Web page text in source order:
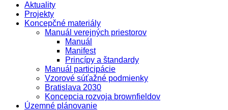
Aktuality
Projekty
Koncepčné materiály
Manuál verejných priestorov
Manuál
Manifest
Princípy a štandardy
Manuál participácie
Vzorové súťažné podmienky
Bratislava 2030
Koncepcia rozvoja brownfieldov
Územné plánovanie